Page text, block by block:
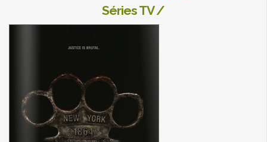
Séries TV /